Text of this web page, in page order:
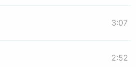
3:07
2:52